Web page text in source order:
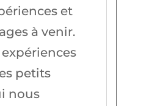
et
à venir.
petits
nous